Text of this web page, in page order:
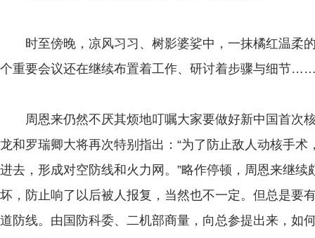
时至傍晚，凉风习习、树影婆娑中，一抹橘红温柔
个重要会议还在继续布置着工作、研讨着步骤与细节
周恩来仍然不厌其烦地叮嘱大家要做好新中国首次
龙和罗瑞卿大将再次特别指出：“为了防止敌人动核手
进去，形成对空防线和火力网。”略作停顿，周恩来继续
坏，防止响了以后被人报复，当然也不一定。但总是要
道防线。由国防科委、二机部商量，向总参提出来，如